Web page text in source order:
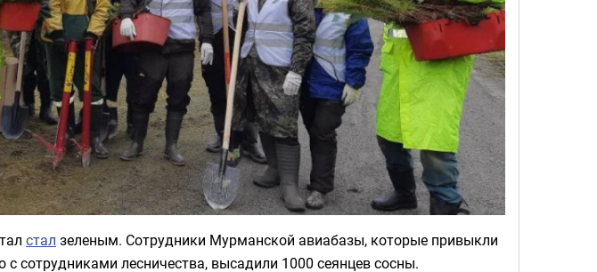
стал зеленым. Сотрудники Мурманской авиабазы, которые привыкли
сотрудниками лесничества, высадили 1000 сеянцев сосны.